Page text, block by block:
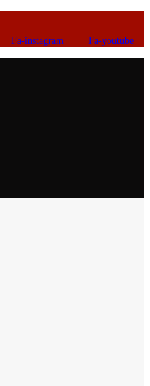
Fa-instagram Fa-youtube